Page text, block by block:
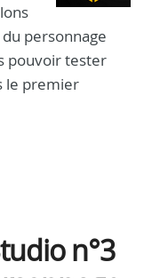
personnage
pouvoir tester
le premier
n°3